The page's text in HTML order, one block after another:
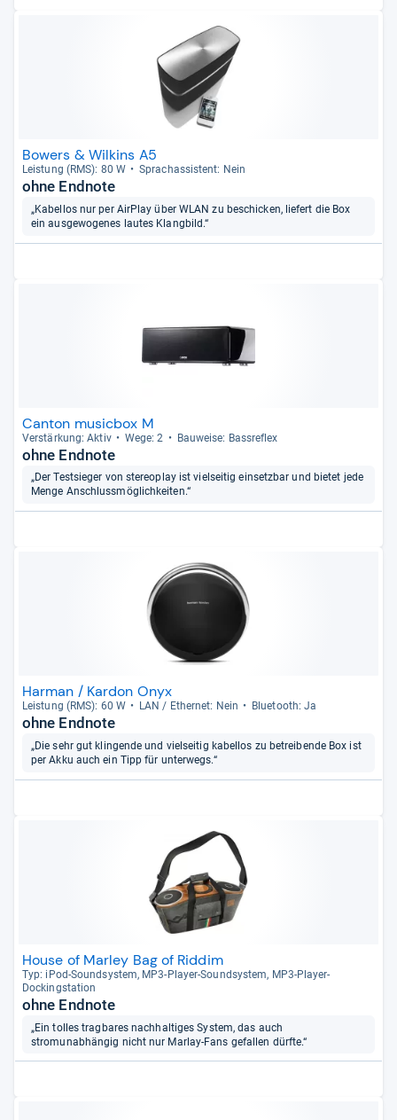
Bowers & Wilkins A5
Leis­tung (RMS): 80 W Sprachas­sis­tent: Nein
ohne Endnote
„Kabellos nur per AirPlay über WLAN zu beschicken, liefert die Box
ein ausgewogenes lautes Klangbild.“
Canton musicbox M
Ver­stär­kung: Aktiv Wege: 2 Bau­weise: Bass­re­flex
ohne Endnote
„Der Testsieger von stereoplay ist vielseitig einsetzbar und bietet jede
Menge Anschlussmöglichkeiten.“
Harman / Kardon Onyx
Leis­tung (RMS): 60 W LAN / Ether­net: Nein Blue­tooth: Ja
ohne Endnote
„Die sehr gut klingende und vielseitig kabellos zu betreibende Box ist
per Akku auch ein Tipp für unterwegs.“
House of Marley Bag of Riddim
Typ: iPod-​Sound­sys­tem, MP3-​Player-​Sound­sys­tem, MP3-​Player-​
Dockings­ta­tion
ohne Endnote
„Ein tolles tragbares nachhaltiges System, das auch
stromunabhängig nicht nur Marlay-Fans gefallen dürfte.“